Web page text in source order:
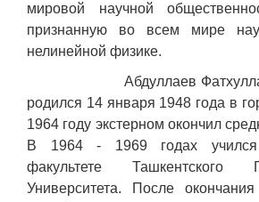
мировой научной
признанную во всем мире
нелинейной физике.
Абдуллаев Фатхулла
родился 14 января 1948 года в
1964 году экстерном окончил
В 1964 - 1969 годах
факультете Ташкентского
Университета. После